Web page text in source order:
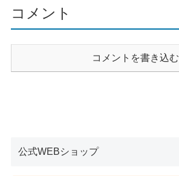
コメント
コメントを書き込む
公式WEBショップ